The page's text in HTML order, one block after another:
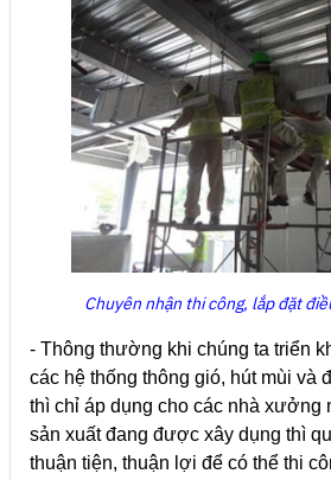
Chuyên nhận thi công, lắp đặt
- Thông thường khi chúng ta triển
các hệ thống thông gió, hút mùi và
thì chỉ áp dụng cho các nhà xưởng
sản xuất đang được xây dụng thì
thuận tiện, thuận lợi để có thể thi